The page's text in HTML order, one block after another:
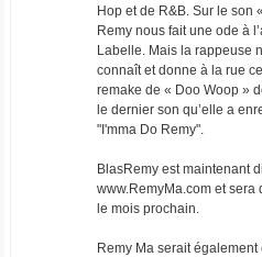
Hop et de R&B. Sur le son
Remy nous fait une ode à
Labelle. Mais la rappeuse
connaît et donne à la rue
remake de « Doo Woop »
le dernier son qu’elle a
"I'mma Do Remy".
BlasRemy est maintenant
www.RemyMa.com et
le mois prochain.
Remy Ma serait